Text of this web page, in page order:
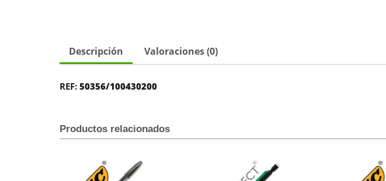
Descripción Valoraciones (0)
REF: 50356/100430200
Productos relacionados